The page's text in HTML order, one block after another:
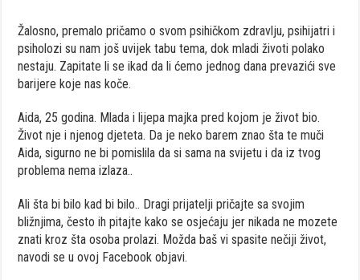
Žalosno, premalo pričamo o svom psihičkom zdravlju, psihijatri i
psiholozi su nam još uvijek tabu tema, dok mladi životi polako
nestaju. Zapitate li se ikad da li ćemo jednog dana prevazići sve
barijere koje nas koče.
Aida, 25 godina. Mlada i lijepa majka pred kojom je život bio.
Život nje i njenog djeteta. Da je neko barem znao šta te muči
Aida, sigurno ne bi pomislila da si sama na svijetu i da iz tvog
problema nema izlaza..
Ali šta bi bilo kad bi bilo.. Dragi prijatelji pričajte sa svojim
bližnjima, često ih pitajte kako se osjećaju jer nikada ne mozete
znati kroz šta osoba prolazi. Možda baš vi spasite nečiji život,
navodi se u ovoj Facebook objavi.